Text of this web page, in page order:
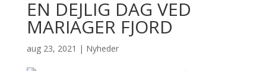
EN DEJLIG DAG VED
MARIAGER FJORD
aug 23, 2021 | Nyheder